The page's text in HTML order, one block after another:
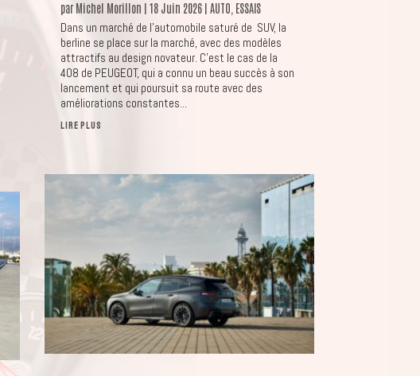
par Michel Morillon 18 Juin 2026| AUTO ESSAIS
Dans un marché de l’automobile saturé de SUV, la
berline se place sur la marché, avec des modèles
attractifs au design novateur. C’est le cas de la
408 de PEUGEOT, qui a connu un beau succès à son
lancement et qui poursuit sa route avec des
améliorations constantes...
LIRE PLUS